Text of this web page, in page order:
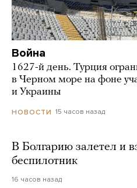
Война
1627-й день. Турция
в Черном море на фоне
и Украины
НОВОСТИ 15 часов назад
В Болгарию залетел и
беспилотник
16 часов назад